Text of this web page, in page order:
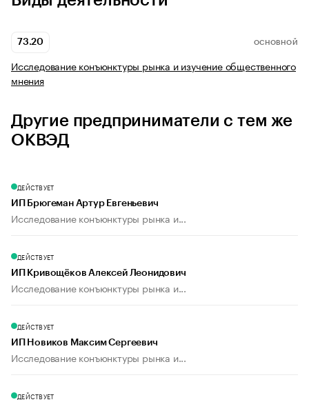
73.20 ОСНОВНОЙ
Исследование конъюнктуры рынка и изучение общественного
мнения
Другие предприниматели с тем же
ОКВЭД
ДЕЙСТВУЕТ
ИП Брюгеман Артур Евгеньевич
Исследование конъюнктуры рынка и...
ДЕЙСТВУЕТ
ИП Кривощёков Алексей Леонидович
Исследование конъюнктуры рынка и...
ДЕЙСТВУЕТ
ИП Новиков Максим Сергеевич
Исследование конъюнктуры рынка и...
ДЕЙСТВУЕТ